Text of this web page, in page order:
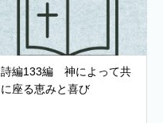
詩編133編 神によって共
に座る恵みと喜び